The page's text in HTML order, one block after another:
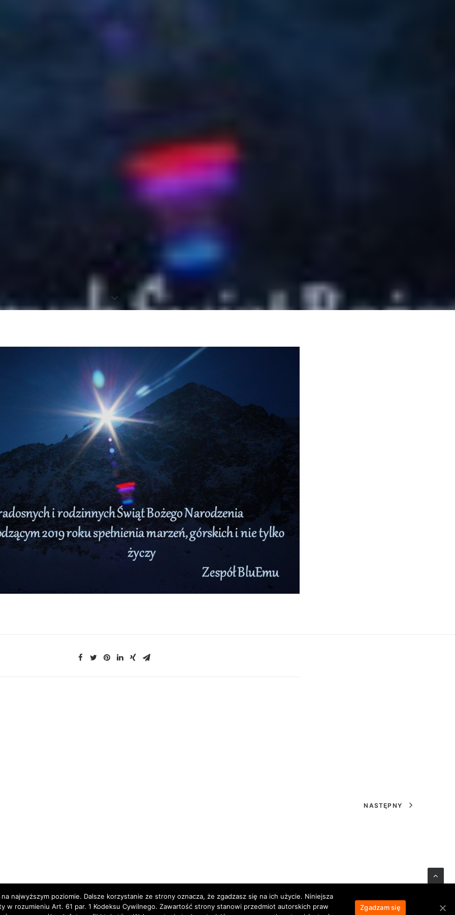
NASTĘPNY
najwyższym poziomie. Dalsze korzystanie ze strony oznacza, że zgadzasz się na ich użycie. Niniejsza
w rozumieniu Art. 61 par. 1 Kodeksu Cywilnego. Zawartość strony stanowi przedmiot autorskich praw
Zgadzam się